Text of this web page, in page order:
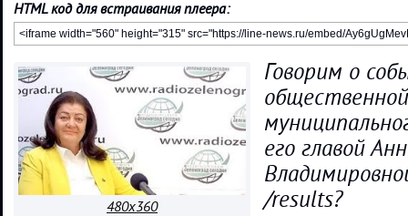
HTML код для встраивания плеера:
480x360
Говорим о
его главой
/results?